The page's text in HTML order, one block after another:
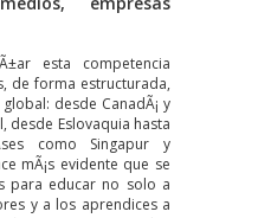
esta competencia
de forma estructurada,
desde CanadÃ¡ y
desde Eslovaquia hasta
como Singapur y
mÃ¡s evidente que se
para educar no solo a
y a los aprendices a